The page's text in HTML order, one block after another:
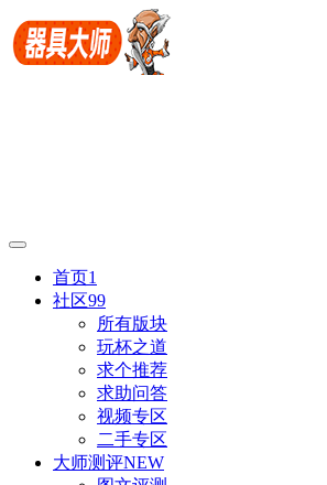
首页1
社区99
所有版块
玩杯之道
求个推荐
求助问答
视频专区
二手专区
大师测评NEW